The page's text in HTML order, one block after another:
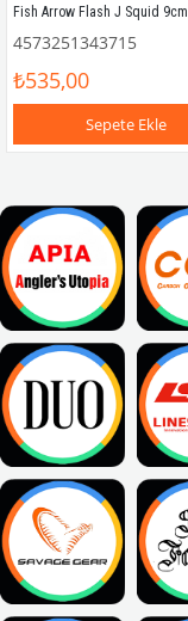
4573251343715
₺535,00
Sepete Ekle